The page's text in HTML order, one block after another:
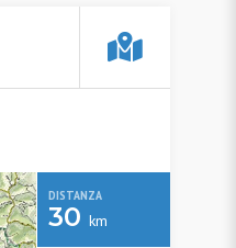
DISTANZA
30 km